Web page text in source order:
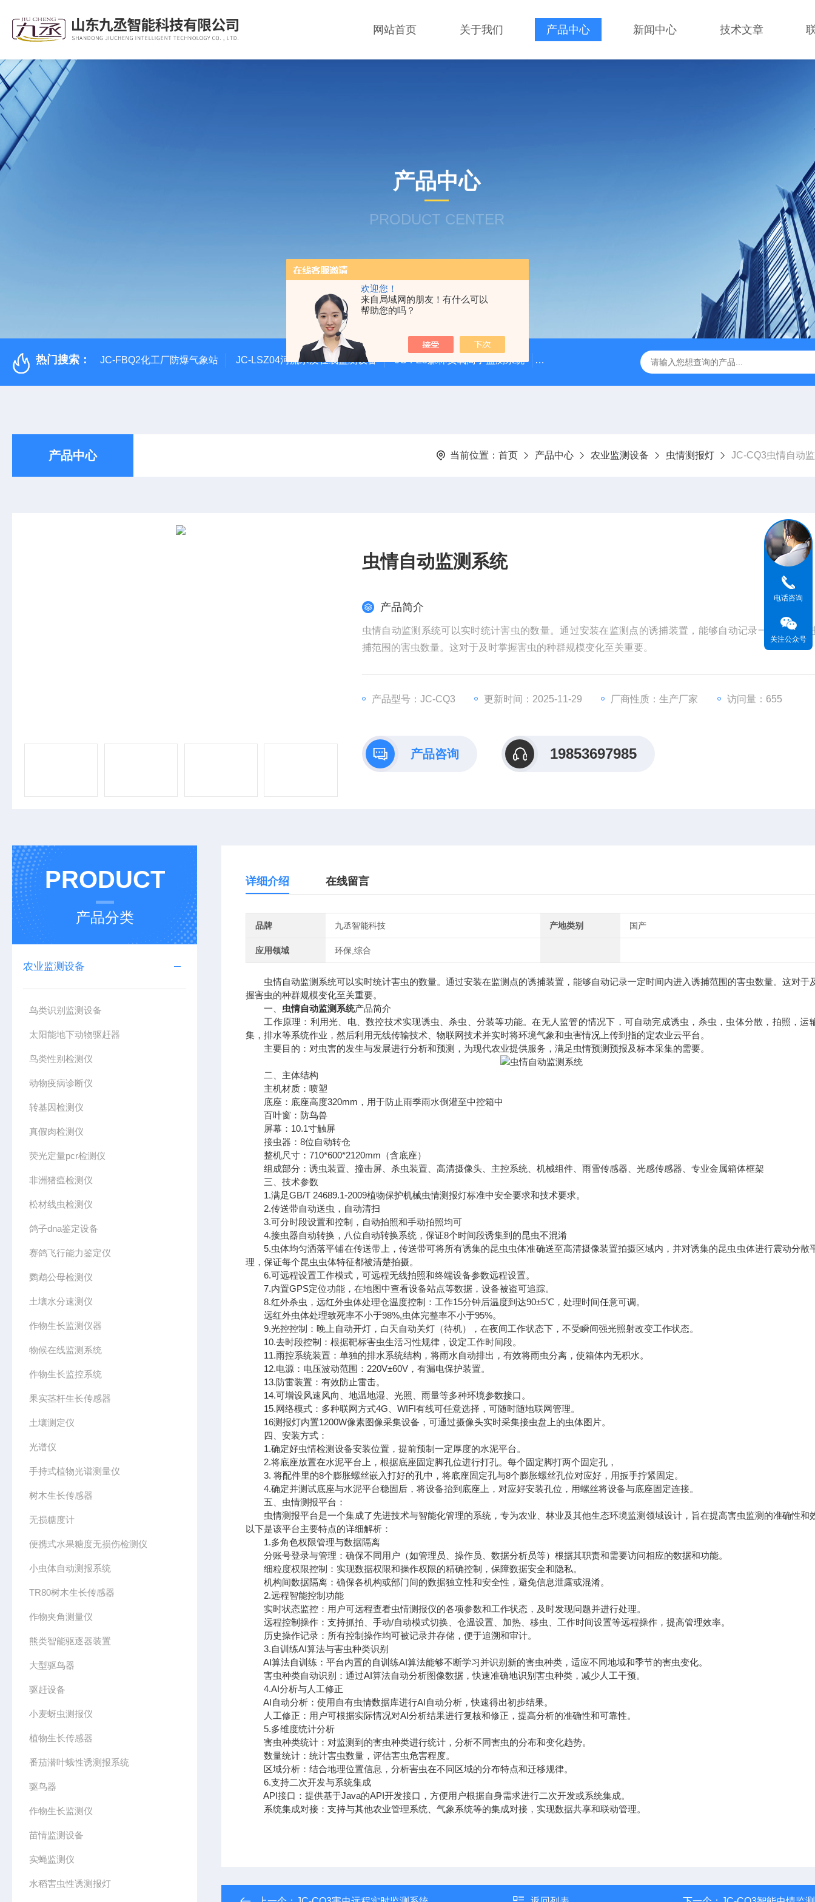
欢迎您！
来自局域网的朋友！有什么可以
帮助您的吗？
网站首页 关于我们 产品中心 新闻中心 技术文章
产品中心
PRODUCT CENTER
热门搜索： JC-FBQ2化工厂防爆气象站 JC-LSZ04河流水质在线监测设备 JC-FZ5森林负氧离子监测系统 JC-FZ5大气负氧离子监测站 JC-ZS07多参数污水在线检测仪
产品中心 当前位置： 首页 产品中心 农业监测设备 虫情测报灯 JC-CQ3虫情自动
虫情自动监测系统
产品简介
虫情自动监测系统可以实时统计害虫的数量。通过安装在监测点的诱捕装置，能够自动记录一定时间内
捕范围的害虫数量。这对于及时掌握害虫的种群规模变化至关重要。
产品型号：JC-CQ3 更新时间：2025-11-29 厂商性质：生产厂家 访问量：655
产品咨询 19853697985
PRODUCT
产品分类
农业监测设备
鸟类识别监测设备
太阳能地下动物驱赶器
鸟类性别检测仪
动物疫病诊断仪
转基因检测仪
真假肉检测仪
荧光定量pcr检测仪
非洲猪瘟检测仪
松材线虫检测仪
鸽子dna鉴定设备
赛鸽飞行能力鉴定仪
鹦鹉公母检测仪
土壤水分速测仪
作物生长监测仪器
物候在线监测系统
作物生长监控系统
果实茎杆生长传感器
土壤测定仪
光谱仪
手持式植物光谱测量仪
树木生长传感器
无损糖度计
便携式水果糖度无损伤检测仪
小虫体自动测报系统
TR80树木生长传感器
作物夹角测量仪
熊类智能驱逐器装置
大型驱鸟器
驱赶设备
小麦蚜虫测报仪
植物生长传感器
番茄潜叶蛾性诱测报系统
驱鸟器
作物生长监测仪
苗情监测设备
实蝇监测仪
水稻害虫性诱测报灯
详细介绍 在线留言
品牌 九丞智能科技 产地类别 国产
应用领域 环保,综合
虫情自动监测系统可以实时统计害虫的数量。通过安装在监测点的诱捕装置，能够自动记录一定时间内进入诱捕范围的害虫数量。这对于
握害虫的种群规模变化至关重要。
一、 虫情自动监测系统产品简介
工作原理：利用光、电、数控技术实现诱虫、杀虫、分装等功能。在无人监管的情况下，可自动完成诱虫，杀虫，虫体分散，拍照，运
集，排水等系统作业，然后利用无线传输技术、物联网技术并实时将环境气象和虫害情况上传到指的定农业云平台。
主要目的：对虫害的发生与发展进行分析和预测，为现代农业提供服务，满足虫情预测预报及标本采集的需要。
二、主体结构
主机材质：喷塑
底座：底座高度320mm，用于防止雨季雨水倒灌至中控箱中
百叶窗：防鸟兽
屏幕：10.1寸触屏
接虫器：8位自动转仓
整机尺寸：710*600*2120mm（含底座）
组成部分：诱虫装置、撞击屏、杀虫装置、高清摄像头、主控系统、机械组件、雨雪传感器、光感传感器、专业金属箱体框架
三、技术参数
1.满足GB/T 24689.1-2009植物保护机械虫情测报灯标准中安全要求和技术要求。
2.传送带自动送虫，自动清扫
3.可分时段设置和控制，自动拍照和手动拍照均可
4.接虫器自动转换，八位自动转换系统，保证8个时间段诱集到的昆虫不混淆
5.虫体均匀洒落平铺在传送带上，传送带可将所有诱集的昆虫虫体准确送至高清摄像装置拍摄区域内，并对诱集的昆虫虫体进行震动分散
理，保证每个昆虫虫体特征都被清楚拍摄。
6.可远程设置工作模式，可远程无线拍照和终端设备参数远程设置。
7.内置GPS定位功能，在地图中查看设备站点等数据，设备被盗可追踪。
8.红外杀虫，远红外虫体处理仓温度控制：工作15分钟后温度到达90±5℃，处理时间任意可调。
远红外虫体处理致死率不小于98%,虫体完整率不小于95%。
9.光控控制：晚上自动开灯，白天自动关灯（待机），在夜间工作状态下，不受瞬间强光照射改变工作状态。
10.去时段控制：根据靶标害虫生活习性规律，设定工作时间段。
11.雨控系统装置：单独的排水系统结构，将雨水自动排出，有效将雨虫分离，使箱体内无积水。
12.电源：电压波动范围：220V±60V，有漏电保护装置。
13.防雷装置：有效防止雷击。
14.可增设风速风向、地温地湿、光照、雨量等多种环境参数接口。
15.网络模式：多种联网方式4G、WIFI有线可任意选择，可随时随地联网管理。
16测报灯内置1200W像素图像采集设备，可通过摄像头实时采集接虫盘上的虫体图片。
四、安装方式：
1.确定好虫情检测设备安装位置，提前预制一定厚度的水泥平台。
2.将底座放置在水泥平台上，根据底座固定脚孔位进行打孔。每个固定脚打两个固定孔，
3. 将配件里的8个膨胀螺丝嵌入打好的孔中，将底座固定孔与8个膨胀螺丝孔位对应好，用扳手拧紧固定。
4.确定并测试底座与水泥平台稳固后，将设备抬到底座上，对应好安装孔位，用螺丝将设备与底座固定连接。
五、虫情测报平台：
虫情测报平台是一个集成了先进技术与智能化管理的系统，专为农业、林业及其他生态环境监测领域设计，旨在提高害虫监测的准确性和
以下是该平台主要特点的详细解析：
1.多角色权限管理与数据隔离
分账号登录与管理：确保不同用户（如管理员、操作员、数据分析员等）根据其职责和需要访问相应的数据和功能。
细粒度权限控制：实现数据权限和操作权限的精确控制，保障数据安全和隐私。
机构间数据隔离：确保各机构或部门间的数据独立性和安全性，避免信息泄露或混淆。
2.远程智能控制功能
实时状态监控：用户可远程查看虫情测报仪的各项参数和工作状态，及时发现问题并进行处理。
远程控制操作：支持抓拍、手动/自动模式切换、仓温设置、加热、移虫、工作时间设置等远程操作，提高管理效率。
历史操作记录：所有控制操作均可被记录并存储，便于追溯和审计。
3.自训练AI算法与害虫种类识别
AI算法自训练：平台内置的自训练AI算法能够不断学习并识别新的害虫种类，适应不同地域和季节的害虫变化。
害虫种类自动识别：通过AI算法自动分析图像数据，快速准确地识别害虫种类，减少人工干预。
4.AI分析与人工修正
AI自动分析：使用自有虫情数据库进行AI自动分析，快速得出初步结果。
人工修正：用户可根据实际情况对AI分析结果进行复核和修正，提高分析的准确性和可靠性。
5.多维度统计分析
害虫种类统计：对监测到的害虫种类进行统计，分析不同害虫的分布和变化趋势。
数量统计：统计害虫数量，评估害虫危害程度。
区域分析：结合地理位置信息，分析害虫在不同区域的分布特点和迁移规律。
6.支持二次开发与系统集成
API接口：提供基于Java的API开发接口，方便用户根据自身需求进行二次开发或系统集成。
系统集成对接：支持与其他农业管理系统、气象系统等的集成对接，实现数据共享和联动管理。
电话咨询
关注公众号